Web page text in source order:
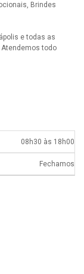
Brindes
e todas as
Atendemos todo
08h30 às 18h00
Fechamos